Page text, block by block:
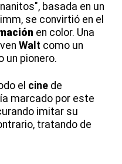
basada en un
se convirtió en el
en color. Una
Walt como un
un pionero.
el cine de
marcado por este
imitar su
tratando de